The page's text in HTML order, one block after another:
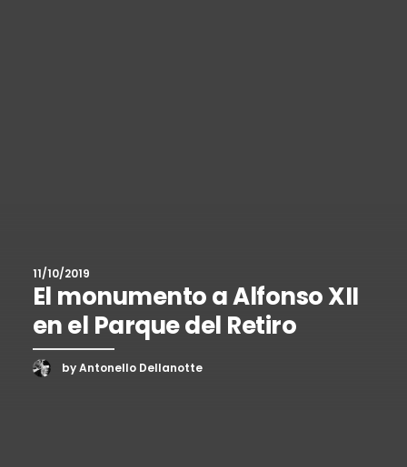
11/10/2019
El monumento a Alfonso XII
en el Parque del Retiro
by Antonello Dellanotte